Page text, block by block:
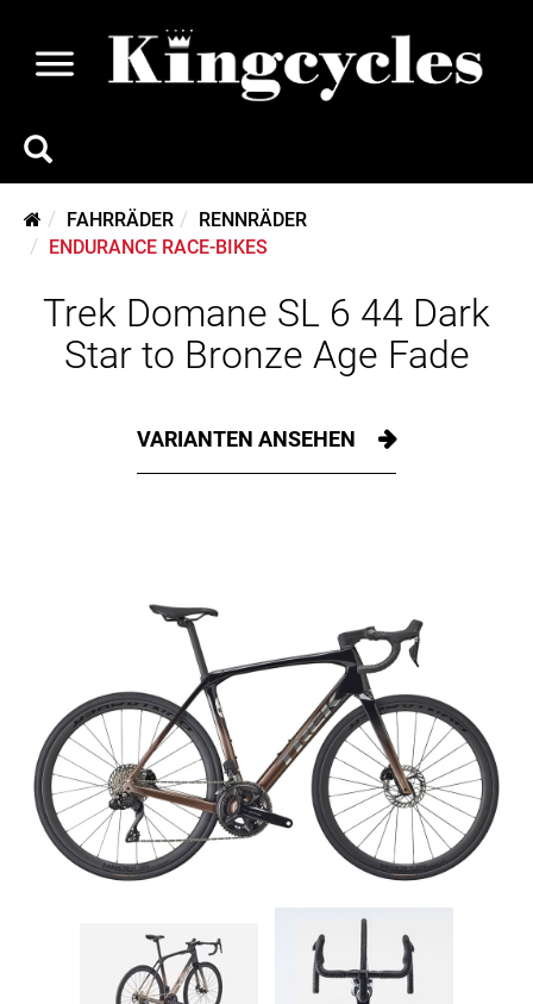
FAHRRÄDER
RENNRÄDER
ENDURANCE RACE-BIKES
Trek Domane SL 6 44 Dark
Star to Bronze Age Fade
VARIANTEN ANSEHEN